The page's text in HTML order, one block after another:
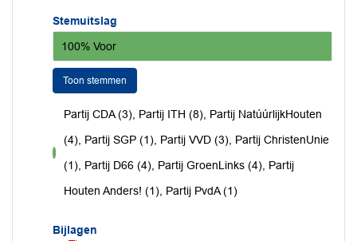
Stemuitslag
100% Voor
Toon stemmen
voor
Partij CDA (3), Partij ITH (8), Partij NatúúrlijkHouten
(4), Partij SGP (1), Partij VVD (3), Partij ChristenUnie
(1), Partij D66 (4), Partij GroenLinks (4), Partij
Houten Anders! (1), Partij PvdA (1)
Bijlagen